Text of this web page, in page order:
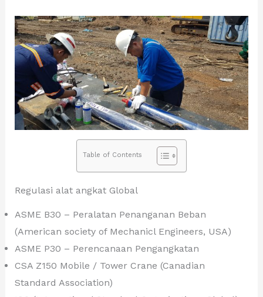
Table of Contents
Regulasi alat angkat Global
ASME B30 – Peralatan Penanganan Beban
(American society of Mechanicl Engineers, USA)
ASME P30 – Perencanaan Pengangkatan
CSA Z150 Mobile / Tower Crane (Canadian
Standard Association)